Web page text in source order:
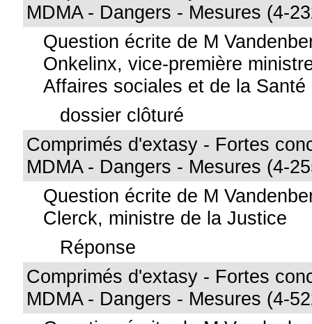
MDMA - Dangers - Mesures (4-
Question écrite de M
Onkelinx, vice-première
Affaires sociales et de la Santé
dossier clôturé
Comprimés d'extasy - Fortes
MDMA - Dangers - Mesures (4-
Question écrite de M
Clerck, ministre de la Justice
Réponse
Comprimés d'extasy - Fortes
MDMA - Dangers - Mesures (4-